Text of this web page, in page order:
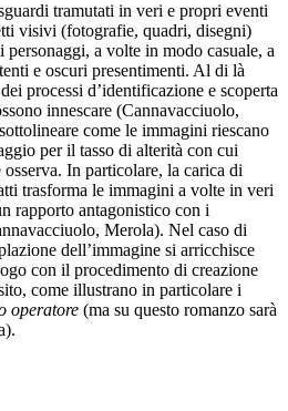
tramutati in veri e propri eventi
visivi (fotografie, quadri, disegni)
personaggi, a volte in modo casuale, a
e oscuri presentimenti. Al di là
processi d’identificazione e scoperta
innescare (Cannavacciuolo,
come le immagini riescano
per il tasso di alterità con cui
In particolare, la carica di
trasforma le immagini a volte in veri
rapporto antagonistico con i
Merola). Nel caso di
dell’immagine si arricchisce
con il procedimento di creazione
come illustrano in particolare i
operatore (ma su questo romanzo sarà